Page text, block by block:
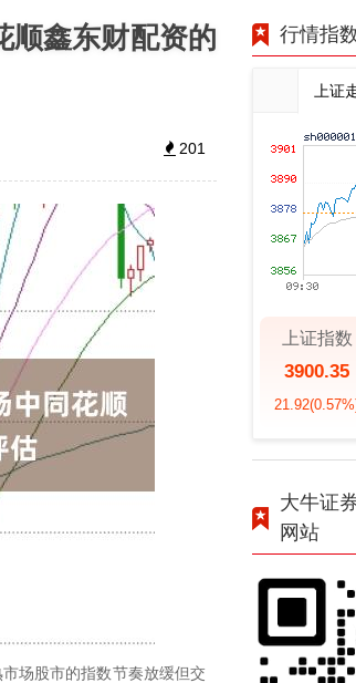
顺鑫东财配资的
201
场股市的指数节奏放缓但交
行情指
上证
上证指数
3900.35
21.92
大牛证
网站